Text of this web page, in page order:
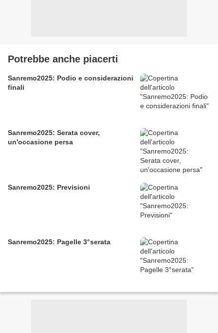
Potrebbe anche piacerti
Sanremo2025: Podio e considerazioni
finali
Sanremo2025: Serata cover,
un'occasione persa
Sanremo2025: Previsioni
Sanremo2025: Pagelle 3°serata